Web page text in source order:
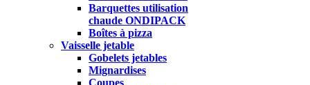
Barquettes utilisation
chaude ONDIPACK
Boîtes à pizza
Vaisselle jetable
Gobelets jetables
Mignardises
Coupes